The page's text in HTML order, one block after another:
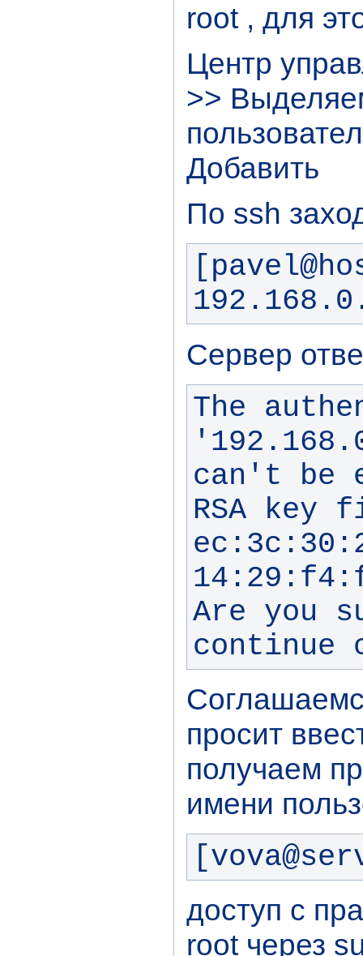
root , для
Центр
>>
Добавить
По ssh
Сервер
The
can't be
RSA
Are you
continue
просит
получаем
имени
доступ с
root через